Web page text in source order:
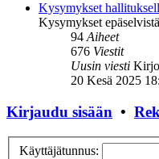
Kysymykset
Kysymykset
94Aiheet
676 Viestit
Uusin viesti
20 Kesä 2025
Kirjaudu sisään •
Käyttäjätunnus: